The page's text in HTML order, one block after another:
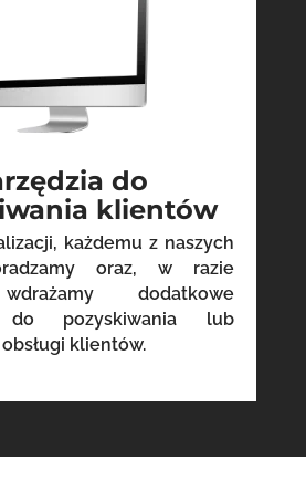
do
klientów
każdemu z naszych
oraz, w razie
dodatkowe
do pozyskiwania lub
klientów.